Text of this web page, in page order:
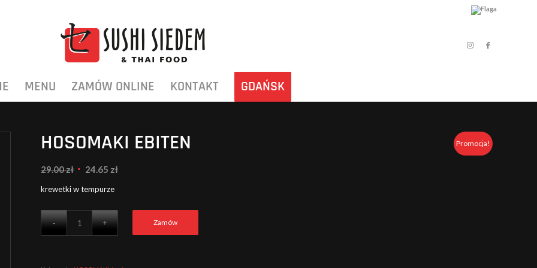
MENU ZAMÓW ONLINE KONTAKT GDAŃSK
Promocja!
HOSOMAKI EBITEN
29.00zł Pierwotna
29.00 zł.
24.65 złAktualna
24.65 zł.
krewetki w tempurze
Zamów